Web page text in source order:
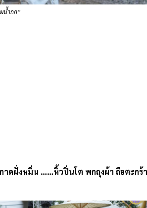
น้ำกก”
ดฝั่งหมิ่น ……หิ้วปิ่นโต พกถุงผ้า ถือตะกร้า